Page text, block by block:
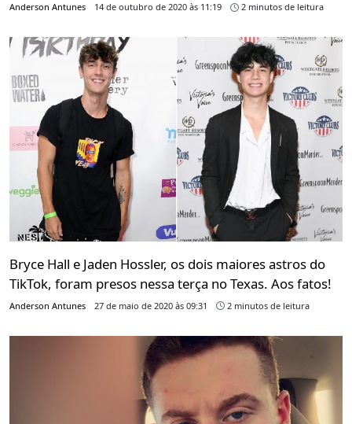
Anderson Antunes 14 de outubro de 2020 às 11:19 2 minutos de leitura
Bryce Hall e Jaden Hossler, os dois maiores astros do
TikTok, foram presos nessa terça no Texas. Aos fatos!
Anderson Antunes 27 de maio de 2020 às 09:31 2 minutos de leitura